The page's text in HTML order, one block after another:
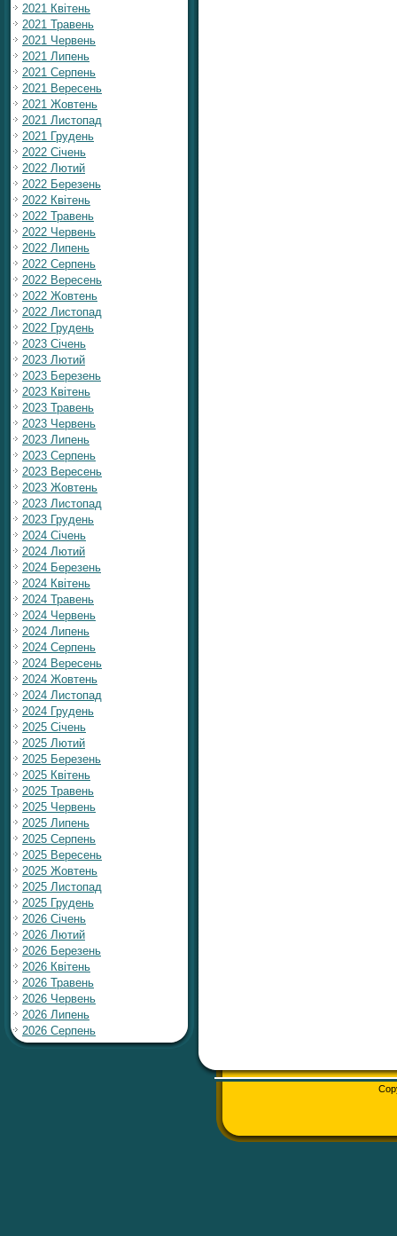
2021 Квітень
2021 Травень
2021 Червень
2021 Липень
2021 Серпень
2021 Вересень
2021 Жовтень
2021 Листопад
2021 Грудень
2022 Січень
2022 Лютий
2022 Березень
2022 Квітень
2022 Травень
2022 Червень
2022 Липень
2022 Серпень
2022 Вересень
2022 Жовтень
2022 Листопад
2022 Грудень
2023 Січень
2023 Лютий
2023 Березень
2023 Квітень
2023 Травень
2023 Червень
2023 Липень
2023 Серпень
2023 Вересень
2023 Жовтень
2023 Листопад
2023 Грудень
2024 Січень
2024 Лютий
2024 Березень
2024 Квітень
2024 Травень
2024 Червень
2024 Липень
2024 Серпень
2024 Вересень
2024 Жовтень
2024 Листопад
2024 Грудень
2025 Січень
2025 Лютий
2025 Березень
2025 Квітень
2025 Травень
2025 Червень
2025 Липень
2025 Серпень
2025 Вересень
2025 Жовтень
2025 Листопад
2025 Грудень
2026 Січень
2026 Лютий
2026 Березень
2026 Квітень
2026 Травень
2026 Червень
2026 Липень
2026 Серпень